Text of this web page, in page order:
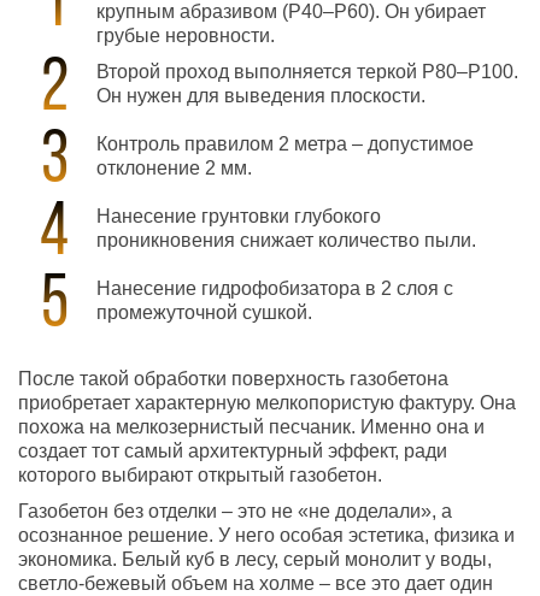
крупным абразивом (Р40–Р60). Он убирает
грубые неровности.
Второй проход выполняется теркой Р80–Р100.
Он нужен для выведения плоскости.
Контроль правилом 2 метра – допустимое
отклонение 2 мм.
Нанесение грунтовки глубокого
проникновения снижает количество пыли.
Нанесение гидрофобизатора в 2 слоя с
промежуточной сушкой.
После такой обработки поверхность газобетона
приобретает характерную мелкопористую фактуру. Она
похожа на мелкозернистый песчаник. Именно она и
создает тот самый архитектурный эффект, ради
которого выбирают открытый газобетон.
Газобетон без отделки – это не «не доделали», а
осознанное решение. У него особая эстетика, физика и
экономика. Белый куб в лесу, серый монолит у воды,
светло-бежевый объем на холме – все это дает один